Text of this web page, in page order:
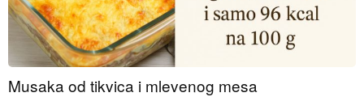
Musaka od tikvica i mlevenog mesa